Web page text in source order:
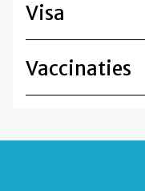
Visa
Vaccinaties